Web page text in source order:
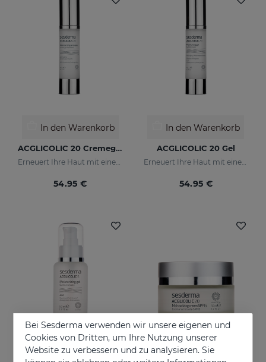
In den Warenkorb
ACGLICOLIC 20 Cremegel
Erneuert Ihre Haut mit einer noch nie dagewesenen Wirksamkeit
54.95 €
In den Warenkorb
ACGLICOLIC 20 Gel
Erneuert Ihre Haut mit einer noch nie dagewesenen Wirksamkeit
54.95 €
In den Warenkorb In den Warenkorb
Bei Sesderma verwenden wir unsere eigenen und
Cookies von Dritten, um Ihre Nutzung unserer
Website zu verbessern und zu analysieren. Sie